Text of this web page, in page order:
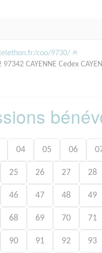
coo/9730/
97342 CAYENNE Cedex
04 05 06
25 26 27 28
46 47 48 49
68 69 70 71
90 91 92 93